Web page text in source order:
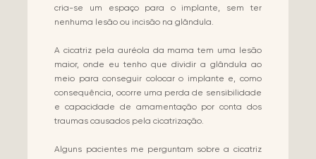
cria-se um espaço para o implante, sem ter
nenhuma lesão ou incisão na glândula.
A cicatriz pela auréola da mama tem uma lesão
maior, onde eu tenho que dividir a glândula ao
meio para conseguir colocar o implante e, como
consequência, ocorre uma perda de sensibilidade
e capacidade de amamentação por conta dos
traumas causados pela cicatrização.
Alguns pacientes me perguntam sobre a cicatriz